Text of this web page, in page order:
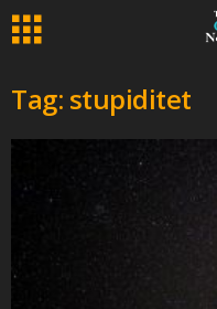
Tag: stupiditet